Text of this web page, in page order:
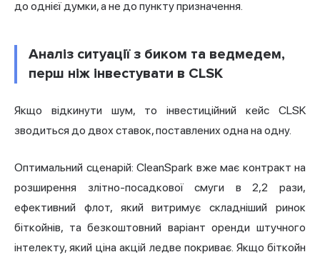
до однієї думки, а не до пункту призначення.
Аналіз ситуації з биком та ведмедем,
перш ніж інвестувати в CLSK
Якщо відкинути шум, то інвестиційний кейс CLSK
зводиться до двох ставок, поставлених одна на одну.
Оптимальний сценарій: CleanSpark вже має контракт на
розширення злітно-посадкової смуги в 2,2 рази,
ефективний флот, який витримує складніший ринок
біткойнів, та безкоштовний варіант оренди штучного
інтелекту, який ціна акцій ледве покриває. Якщо біткойн